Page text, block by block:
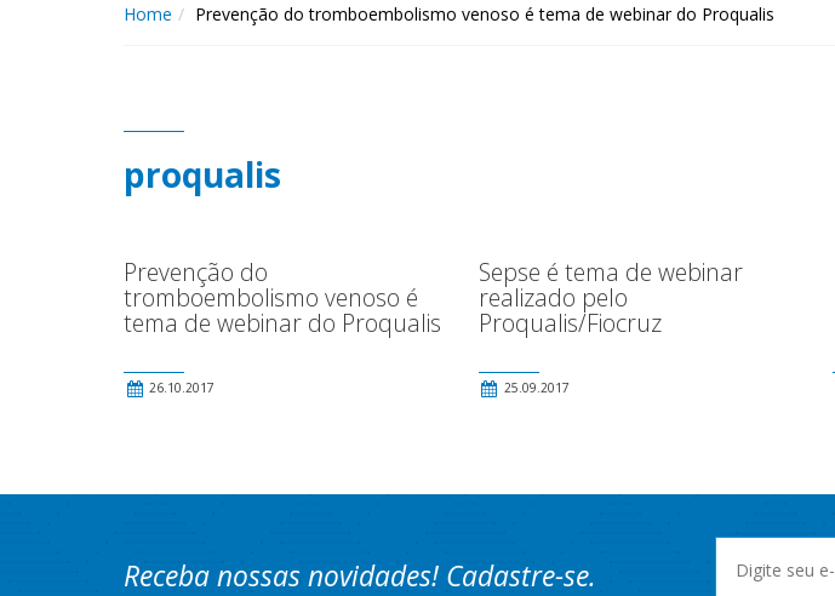
Home Prevenção do tromboembolismo venoso é tema de webinar do Proqualis
proqualis
Prevenção do
tromboembolismo venoso é
tema de webinar do Proqualis
26.10.2017
Sepse é tema de webinar
realizado pelo
Proqualis/Fiocruz
25.09.2017
Receba nossas novidades! Cadastre-se.